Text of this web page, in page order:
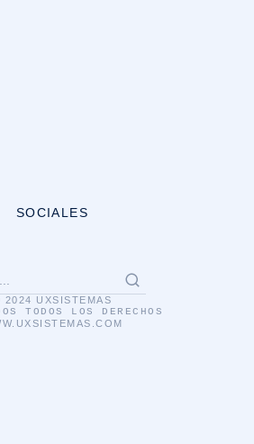
SOCIALES
2024 UXSISTEMAS
TODOS LOS DERECHOS